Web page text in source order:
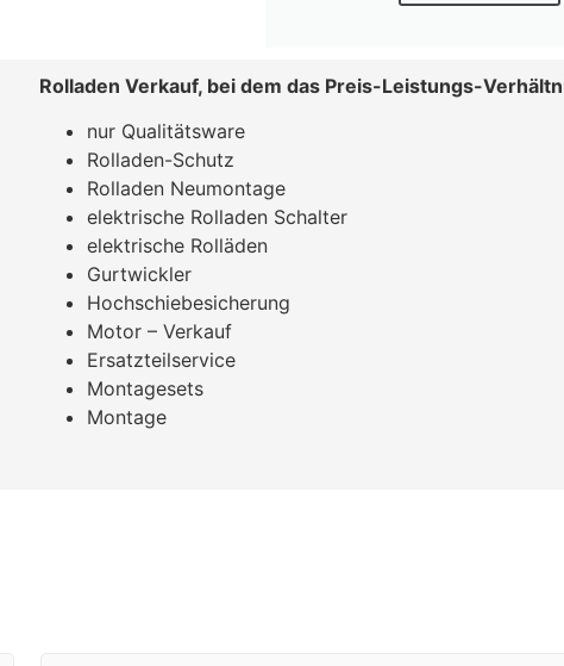
Rolladen Verkauf, bei dem das Preis-Leistungs-
nur Qualitätsware
Rolladen-Schutz
Rolladen Neumontage
elektrische Rolladen Schalter
elektrische Rolläden
Gurtwickler
Hochschiebesicherung
Motor – Verkauf
Ersatzteilservice
Montagesets
Montage